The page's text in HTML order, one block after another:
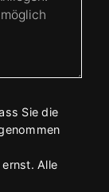
Sie die
Alle